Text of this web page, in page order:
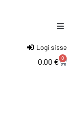
Logi sisse
0.00 € 0